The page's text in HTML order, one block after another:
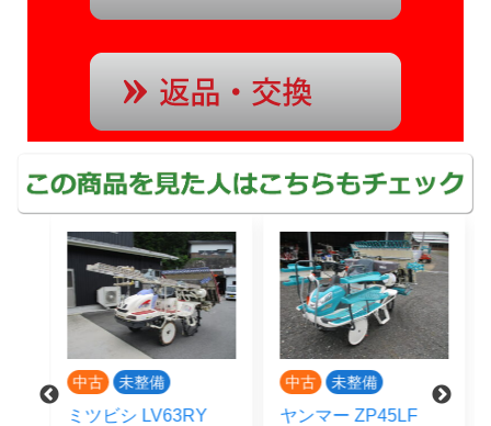
中古 未整備
ヤンマー ZP45LF
商談中 中古 整備済
クボタ SPU450PFR